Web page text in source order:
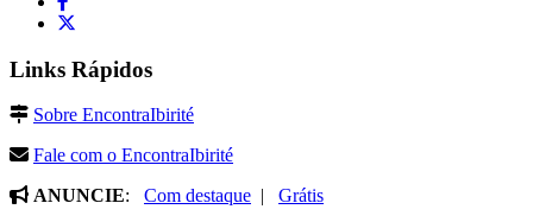
Links Rápidos
Sobre EncontraIbirité
Fale com o EncontraIbirité
ANUNCIE: Com destaque | Grátis